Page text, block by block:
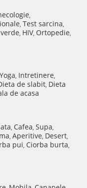
,
, Test sarcina,
, HIV, Ortopedie,
Yoga, Intretinere,
de slabit, Dieta
de acasa
, Cafea, Supa,
, Aperitive, Desert,
pui, Ciorba burta,